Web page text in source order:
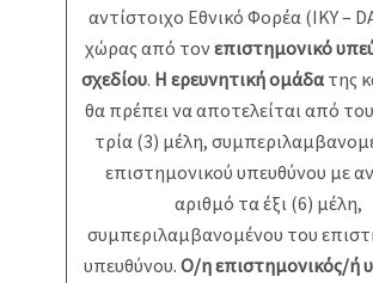
αντίστοιχο Εθνικό Φορέα (ΙΚΥ –
χώρας από τονεπιστημονικό
σχεδίου. Η ερευνητική ομάδατης
θα πρέπει να αποτελείται από
τρία (3) μέλη,
επιστημονικού υπευθύνου με
αριθμό τα έξι (6) μέλη,
συμπεριλαμβανομένου του
υπευθύνου. Ο/η επιστημονικός/ή